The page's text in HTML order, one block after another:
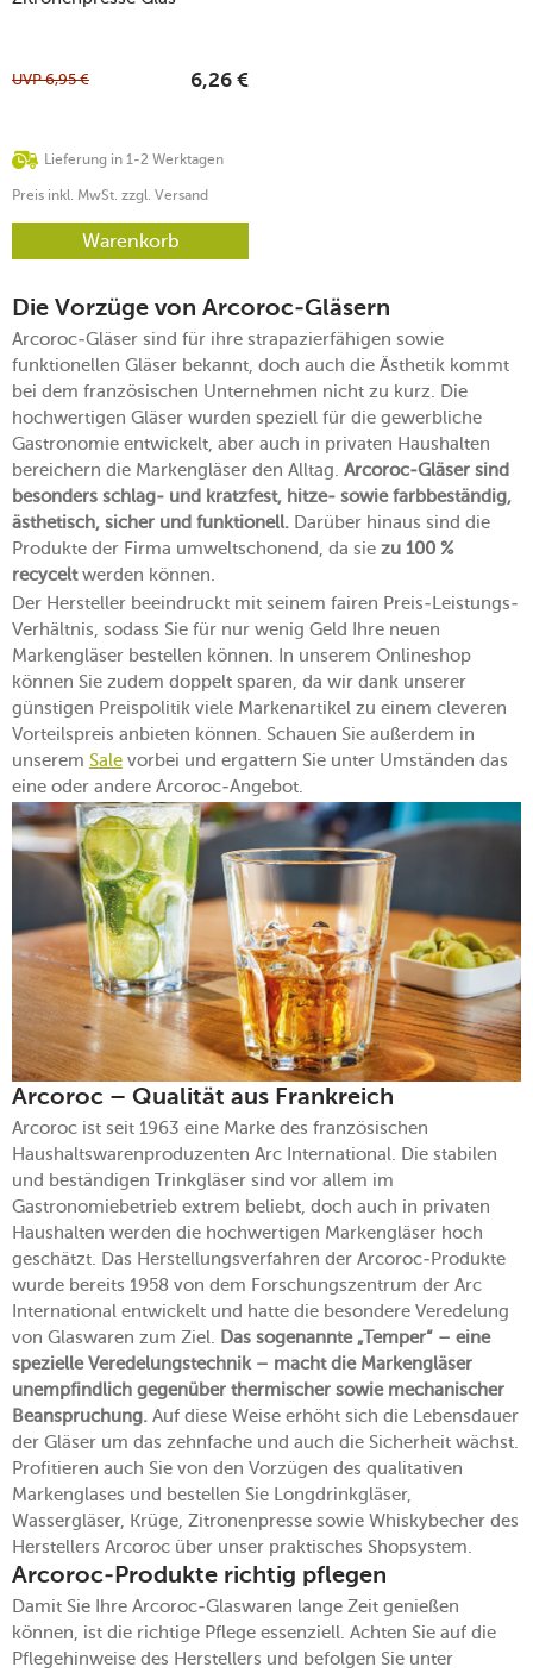
Lieferung in 1-2 Werktagen
UVP6,95 € 6,26 €
Preis inkl. MwSt. zzgl. Versand
Warenkorb
Die Vorzüge von Arcoroc-Gläsern
Arcoroc-Gläser sind für ihre strapazierfähigen sowie
funktionellen Gläser bekannt, doch auch die Ästhetik kommt
bei dem französischen Unternehmen nicht zu kurz. Die
hochwertigen Gläser wurden speziell für die gewerbliche
Gastronomie entwickelt, aber auch in privaten Haushalten
bereichern die Markengläser den Alltag. Arcoroc-Gläser sind
besonders schlag- und kratzfest, hitze- sowie farbbeständig,
ästhetisch, sicher und funktionell. Darüber hinaus sind die
Produkte der Firma umweltschonend, da sie zu 100 %
recyceltwerden können.
Der Hersteller beeindruckt mit seinem fairen Preis-Leistungs-
Verhältnis, sodass Sie für nur wenig Geld Ihre neuen
Markengläser bestellen können. In unserem Onlineshop
können Sie zudem doppelt sparen, da wir dank unserer
günstigen Preispolitik viele Markenartikel zu einem cleveren
Vorteilspreis anbieten können. Schauen Sie außerdem in
unserem Sale vorbei und ergattern Sie unter Umständen das
eine oder andere Arcoroc-Angebot.
Arcoroc – Qualität aus Frankreich
Arcoroc ist seit 1963 eine Marke des französischen
Haushaltswarenproduzenten Arc International. Die stabilen
und beständigen Trinkgläser sind vor allem im
Gastronomiebetrieb extrem beliebt, doch auch in privaten
Haushalten werden die hochwertigen Markengläser hoch
geschätzt. Das Herstellungsverfahren der Arcoroc-Produkte
wurde bereits 1958 von dem Forschungszentrum der Arc
International entwickelt und hatte die besondere Veredelung
von Glaswaren zum Ziel. Das sogenannte „Temper“ – eine
spezielle Veredelungstechnik – macht die Markengläser
unempfindlich gegenüber thermischer sowie mechanischer
Beanspruchung. Auf diese Weise erhöht sich die Lebensdauer
der Gläser um das zehnfache und auch die Sicherheit wächst.
Profitieren auch Sie von den Vorzügen des qualitativen
Markenglases und bestellen Sie Longdrinkgläser,
Wassergläser, Krüge, Zitronenpresse sowie Whiskybecher des
Herstellers Arcoroc über unser praktisches Shopsystem.
Arcoroc-Produkte richtig pflegen
Damit Sie Ihre Arcoroc-Glaswaren lange Zeit genießen
können, ist die richtige Pflege essenziell. Achten Sie auf die
Pflegehinweise des Herstellers und befolgen Sie unter